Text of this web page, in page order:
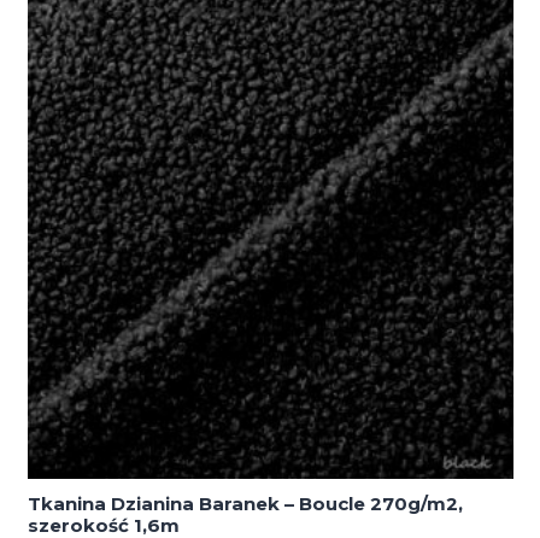
Boucle
270g/m2,
szerokość
1,6m
Tkanina Dzianina Baranek – Boucle 270g/m2,
szerokość 1,6m